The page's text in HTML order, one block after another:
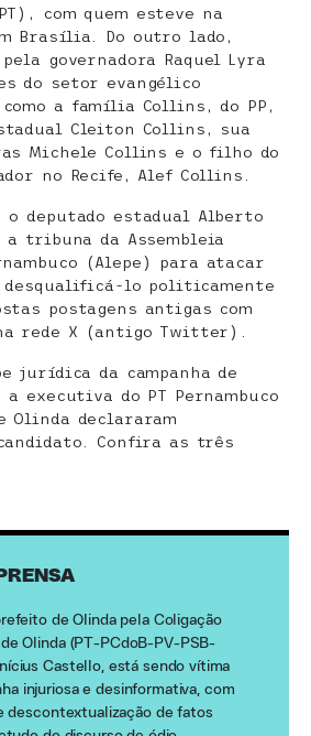
com quem esteve na
Brasília. Do outro lado,
governadora Raquel Lyra
do setor evangélico
a família Collins, do PP,
Cleiton Collins, sua
Michele Collins e o filho do
no Recife, Alef Collins.
deputado estadual Alberto
tribuna da Assembleia
(Alepe) para atacar
lo politicamente
postagens antigas com
rede X (antigo Twitter).
jurídica da campanha de
executiva do PT Pernambuco
Olinda declararam
Confira as três
de Olinda pela Coligação
Olinda (PT-PCdoB-PV-PSB-
Castello, está sendo vítima
injuriosa e desinformativa, com
descontextualização de fatos